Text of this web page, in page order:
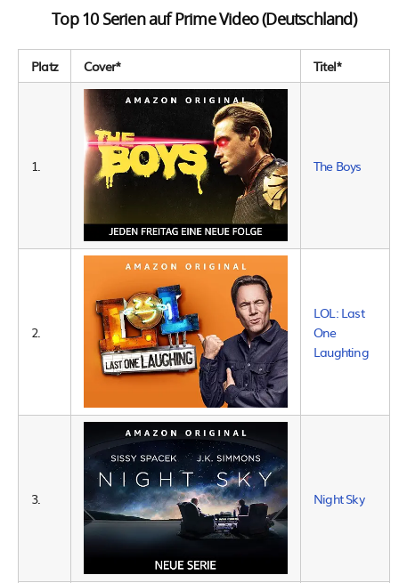
Top 10 Serien auf Prime Video (Deutschland)
Platz Cover* Titel*
1. The Boys
2.
LOL: Last
One
Laughting
3. Night Sky